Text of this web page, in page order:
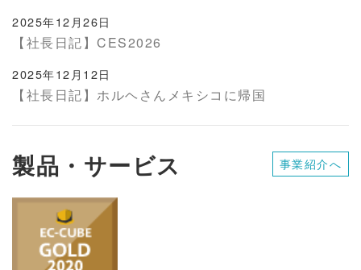
2025年12月26日
【社長日記】CES2026
2025年12月12日
【社長日記】ホルヘさんメキシコに帰国
製品・サービス 事業紹介へ